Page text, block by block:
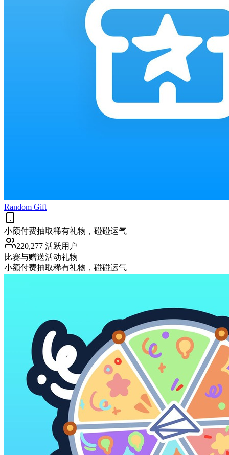
Random Gift
小额付费抽取稀有礼物，碰碰运气
220,277 活跃用户
比赛与赠送活动礼物
小额付费抽取稀有礼物，碰碰运气